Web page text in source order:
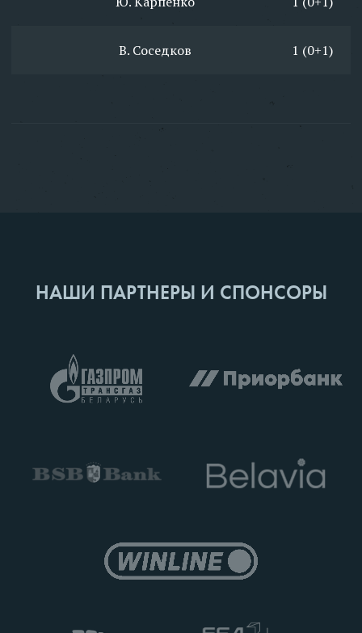
В. Соседков 1 (0+1)
НАШИ ПАРТНЕРЫ И СПОНСОРЫ